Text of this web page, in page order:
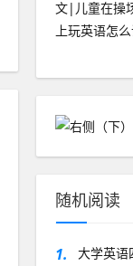
随机阅读
1.
大学英语